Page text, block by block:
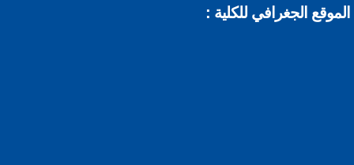
الجغرافي للكلية :